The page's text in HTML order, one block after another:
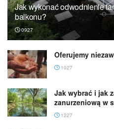
Jak wykonać odwodnienie
balkonu?
0927
Oferujemy
1027
Jak wybrać i jak
zanurzeniową w
1227